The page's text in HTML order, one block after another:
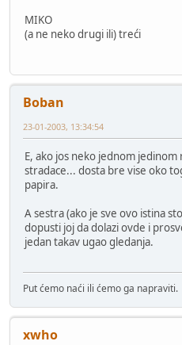
MIKO
(a ne neko drugi ili) treći
Boban
23-01-2003, 13:34:54
E, ako jos neko jednom
stradace... dosta bre vise oko
papira.
A sestra (ako je sve ovo istina
dopusti joj da dolazi ovde i
jedan takav ugao gledanja.
Put ćemo naći ili ćemo ga napraviti.
xwho